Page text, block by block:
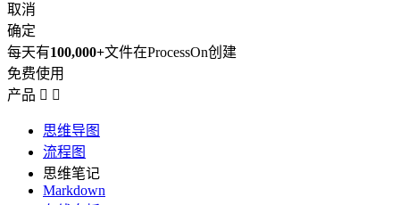
取消
确定
每天有100,000+文件在ProcessOn创建
免费使用
产品  
思维导图
流程图
思维笔记
Markdown